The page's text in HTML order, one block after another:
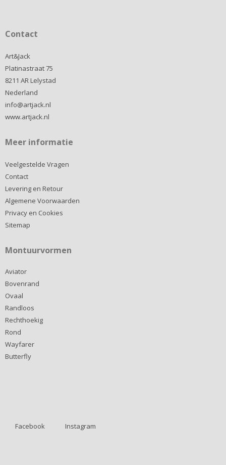
Contact
Art&Jack
Platinastraat 75
8211 AR Lelystad
Nederland
info@artjack.nl
www.artjack.nl
Meer informatie
Veelgestelde Vragen
Contact
Levering en Retour
Algemene Voorwaarden
Privacy en Cookies
Sitemap
Montuurvormen
Aviator
Bovenrand
Ovaal
Randloos
Rechthoekig
Rond
Wayfarer
Butterfly
Facebook Instagram